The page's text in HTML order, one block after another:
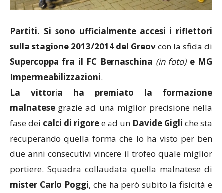
Partiti. Si sono ufficialmente accesi i riflettori
sulla stagione 2013/2014 del Greovcon la sfida di
Supercoppa fra il FC Bernaschina (in foto)e MG
Impermeabilizzazioni.
La vittoria ha premiato la formazione
malnatese grazie ad una miglior precisione nella
fase dei calci di rigoree ad un Davide Gigli che sta
recuperando quella forma che lo ha visto per ben
due anni consecutivi vincere il trofeo quale miglior
portiere. Squadra collaudata quella malnatese di
mister Carlo Poggi, che ha però subito la fisicità e